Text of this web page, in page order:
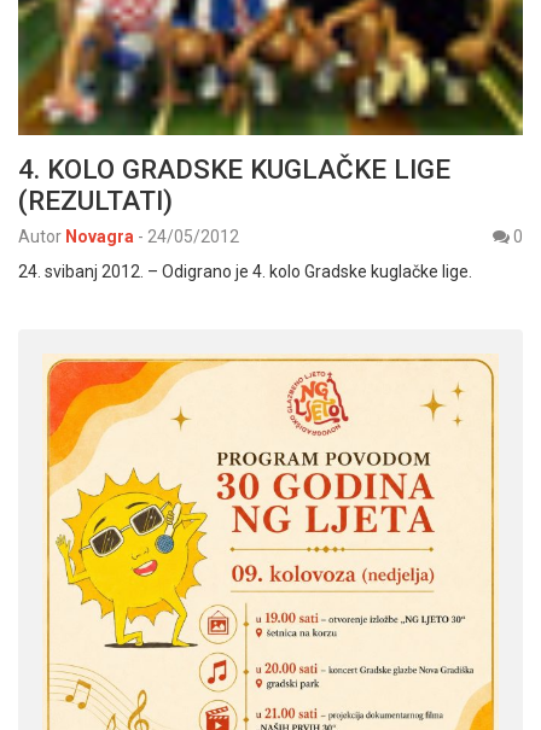
4. KOLO GRADSKE KUGLAČKE LIGE
(REZULTATI)
Autor Novagra - 24/05/2012
0
24. svibanj 2012. – Odigrano je 4. kolo Gradske kuglačke lige.